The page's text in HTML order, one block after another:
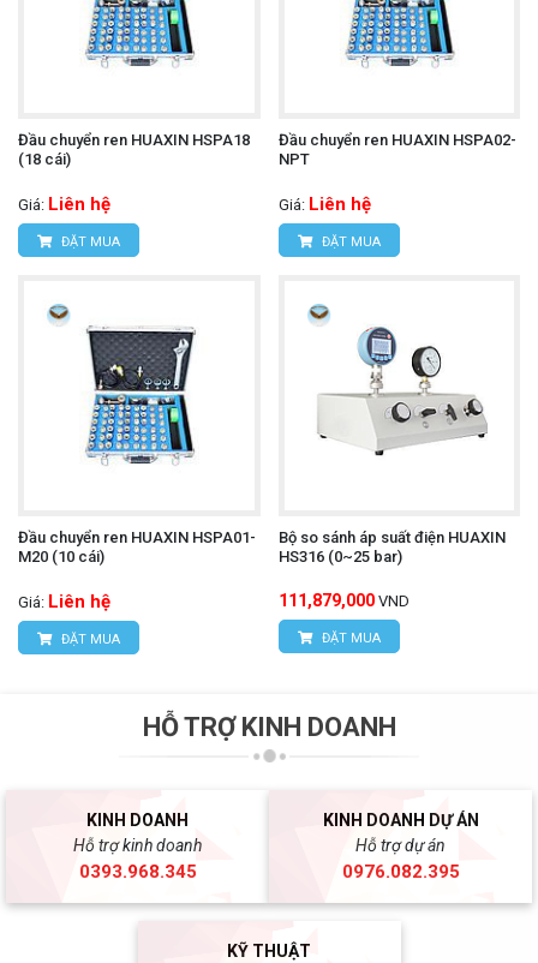
Đầu chuyển ren HUAXIN HSPA18
(18 cái)
Giá: Liên hệ
ĐẶT MUA
Đầu chuyển ren HUAXIN HSPA02-
NPT
Giá: Liên hệ
ĐẶT MUA
Đầu chuyển ren HUAXIN HSPA01-
M20 (10 cái)
Giá: Liên hệ
ĐẶT MUA
Bộ so sánh áp suất điện HUAXIN
HS316 (0~25 bar)
111,879,000 VND
ĐẶT MUA
HỖ TRỢ KINH DOANH
KINH DOANH
Hỗ trợ kinh doanh
0393.968.345
KINH DOANH DỰ ÁN
Hỗ trợ dự án
0976.082.395
KỸ THUẬT